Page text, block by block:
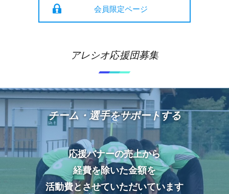
会員限定ページ
アレシオ応援団募集
チーム・選手をサポートする
応援バナーの売上から
経費を除いた金額を
活動費とさせていただいています